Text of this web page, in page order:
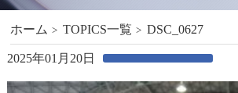
ホーム TOPICS一覧 DSC_0627
2025年01月20日